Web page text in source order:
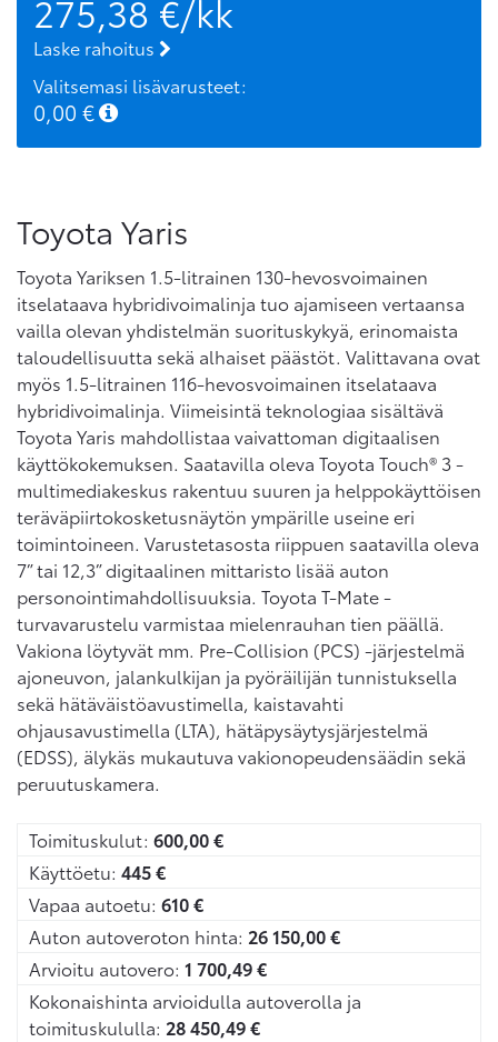
275,38 €/kk
Laske rahoitus
Valitsemasi lisävarusteet:
0,00 €
Toyota Yaris
Toyota Yariksen 1.5-litrainen 130-hevosvoimainen
itselataava hybridivoimalinja tuo ajamiseen vertaansa
vailla olevan yhdistelmän suorituskykyä, erinomaista
taloudellisuutta sekä alhaiset päästöt. Valittavana ovat
myös 1.5-litrainen 116-hevosvoimainen itselataava
hybridivoimalinja. Viimeisintä teknologiaa sisältävä
Toyota Yaris mahdollistaa vaivattoman digitaalisen
käyttökokemuksen. Saatavilla oleva Toyota Touch® 3 -
multimediakeskus rakentuu suuren ja helppokäyttöisen
teräväpiirtokosketusnäytön ympärille useine eri
toimintoineen. Varustetasosta riippuen saatavilla oleva
7” tai 12,3” digitaalinen mittaristo lisää auton
personointimahdollisuuksia. Toyota T-Mate -
turvavarustelu varmistaa mielenrauhan tien päällä.
Vakiona löytyvät mm. Pre-Collision (PCS) -järjestelmä
ajoneuvon, jalankulkijan ja pyöräilijän tunnistuksella
sekä hätäväistöavustimella, kaistavahti
ohjausavustimella (LTA), hätäpysäytysjärjestelmä
(EDSS), älykäs mukautuva vakionopeudensäädin sekä
peruutuskamera.
Toimituskulut: 600,00€
Käyttöetu: 445€
Vapaa autoetu: 610€
Auton autoveroton hinta: 26 150,00€
Arvioitu autovero: 1 700,49€
Kokonaishinta arvioidulla autoverolla ja
toimituskululla: 28 450,49€